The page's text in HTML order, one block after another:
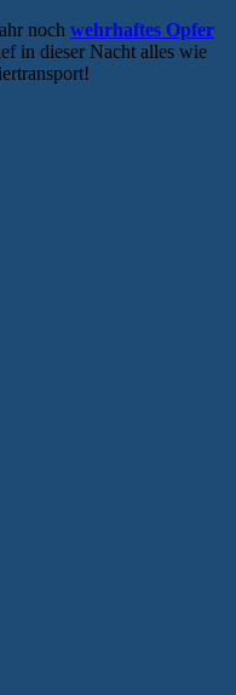
noch wehrhaftes Opfer
in dieser Nacht alles wie